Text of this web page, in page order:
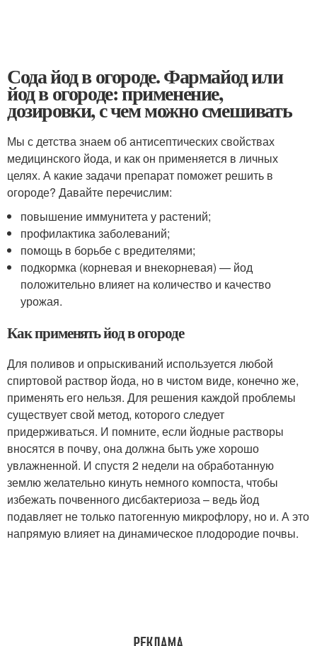
Сода йод в огороде. Фармайод или
йод в огороде: применение,
дозировки, с чем можно смешивать
Мы с детства знаем об антисептических свойствах
медицинского йода, и как он применяется в личных
целях. А какие задачи препарат поможет решить в
огороде? Давайте перечислим:
повышение иммунитета у растений;
профилактика заболеваний;
помощь в борьбе с вредителями;
подкормка (корневая и внекорневая) — йод
положительно влияет на количество и качество
урожая.
Как применять йод в огороде
Для поливов и опрыскиваний используется любой
спиртовой раствор йода, но в чистом виде, конечно же,
применять его нельзя. Для решения каждой проблемы
существует свой метод, которого следует
придерживаться. И помните, если йодные растворы
вносятся в почву, она должна быть уже хорошо
увлажненной. И спустя 2 недели на обработанную
землю желательно кинуть немного компоста, чтобы
избежать почвенного дисбактериоза – ведь йод
подавляет не только патогенную микрофлору, но и. А это
напрямую влияет на динамическое плодородие почвы.